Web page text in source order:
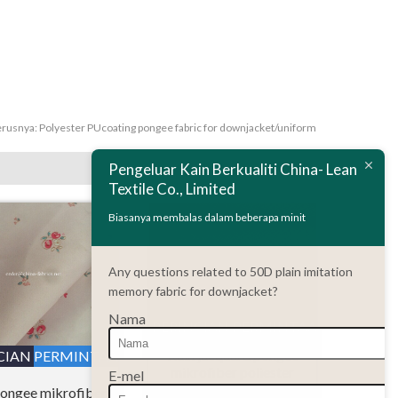
Polyester PUcoating pongee fabric for downjacket/uniform
PERMINTAAN
mikrofiber
PERINCIANPERMINTAAN
Kain jacquard pongee
380T
Pengeluar Kain Berkualiti China- Lean
Textile Co., Limited
Biasanya membalas dalam beberapa minit
Any questions related to 50D plain imitation
memory fabric for downjacket?
Nama
E-mel